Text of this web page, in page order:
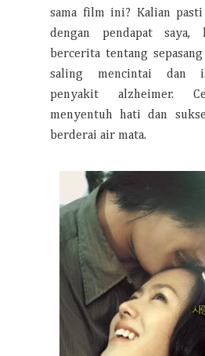
sama film ini? Kalian
dengan pendapat saya,
bercerita tentang
saling mencintai dan
penyakit alzheimer.
menyentuh hati dan
berderai air mata.